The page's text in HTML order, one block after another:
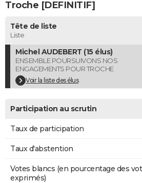
Carte de Noël
Carte Bonne année
Carte Saint-Valentin
Carte Pâques
Carte d'anniversaire
DICTIONNAIRE
Dictionnaire
Biographies
Citations
Expressions
Proverbes
PROGRAMME TV
COPAINS D'AVANT
S'inscrire
Se connecter
Lycées
Collèges
Primaires
Universités
Entreprises
Service militaire
Avis de recherche
AVIS DE DÉCÈS
Bricolage
Lifestyle
Culture
Sport
Auto
Television
Voyage
Cinema
Troche [DEFINITIF]
Tête de liste
Liste
Michel AUDEBERT (15 élus)
ENSEMBLE POURSUIVONS NOS
ENGAGEMENTS POUR TROCHE
Voir la liste des élus
Participation au scrutin
Taux de participation
Taux d'abstention
Votes blancs (en pourcentage des
exprimés)